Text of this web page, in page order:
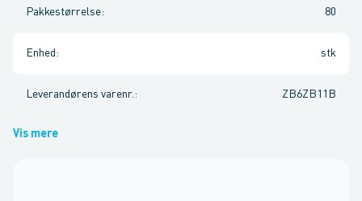
Pakkestørrelse: 80
Enhed : stk
Leverandørens varenr. : ZB6ZB11B
Vis mere